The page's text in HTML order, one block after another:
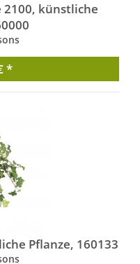
2100, künstliche
*
Pflanze, 160133